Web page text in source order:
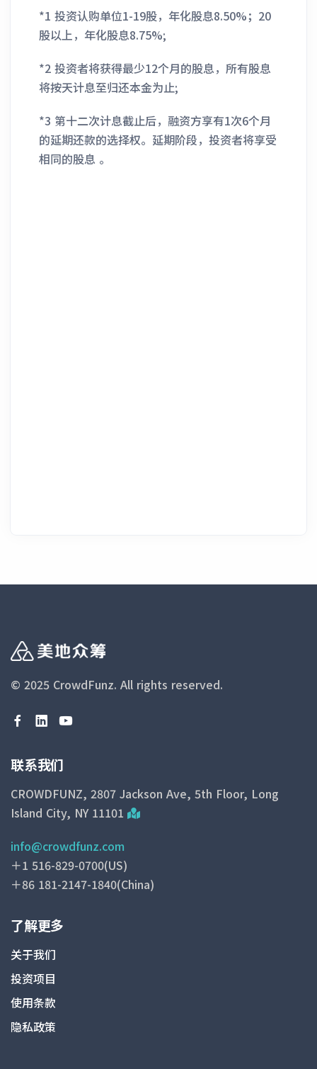
*1 投资认购单位1-19股，年化股息8.50%；20
股以上，年化股息8.75%;
*2 投资者将获得最少12个月的股息，所有股息
将按天计息至归还本金为止;
*3 第十二次计息截止后，融资方享有1次6个月
的延期还款的选择权。延期阶段，投资者将享受
相同的股息 。
© 2025 CrowdFunz. All rights reserved.
联系我们
CROWDFUNZ, 2807 Jackson Ave, 5th Floor, Long
Island City, NY 11101
info@crowdfunz.com
＋1 516-829-0700(US)
＋86 181-2147-1840(China)
了解更多
关于我们
投资项目
使用条款
隐私政策